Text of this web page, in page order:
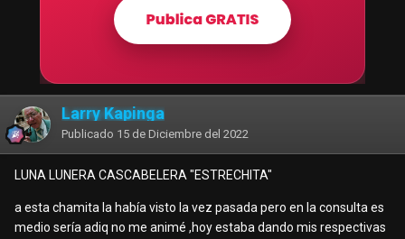
Larry Kapinga
Publicado 15 de Diciembre del 2022
LUNA LUNERA CASCABELERA "ESTRECHITA"
a esta chamita la había visto la vez pasada pero en la consulta es
medio sería adiq no me animé ,hoy estaba dando mis respectivas